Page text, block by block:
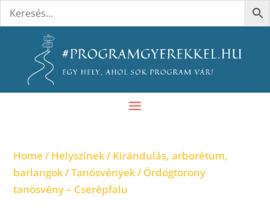
Home /Helyszínek/Kirándulás, arborétum,
barlangok/Tanösvények/ Ördögtorony
tanösvény – Cserépfalu